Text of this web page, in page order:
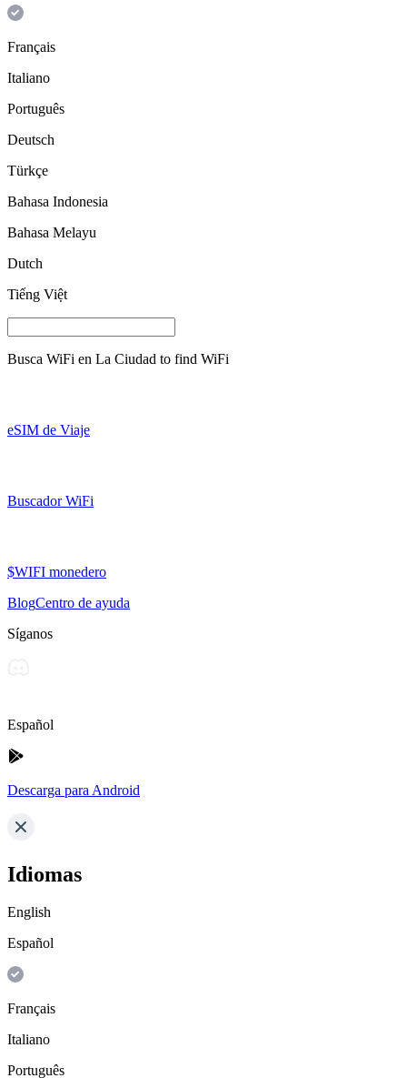
Français
Italiano
Português
Deutsch
Türkçe
Bahasa Indonesia
Bahasa Melayu
Dutch
Tiếng Việt
Busca WiFi en La Ciudad to find WiFi
eSIM de Viaje
Buscador WiFi
$WIFI monedero
BlogCentro de ayuda
Síganos
Español
Descarga para Android
Idiomas
English
Español
Français
Italiano
Português